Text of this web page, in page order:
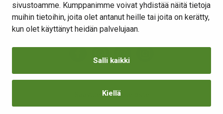
sivustoamme. Kumppanimme voivat yhdistää näitä tietoja
muihin tietoihin, joita olet antanut heille tai joita on kerätty,
kun olet käyttänyt heidän palvelujaan.
Salli kaikki
Kiellä
Tietosuojaseloste
Evästeiden hallinta
Saavutettavuusseloste